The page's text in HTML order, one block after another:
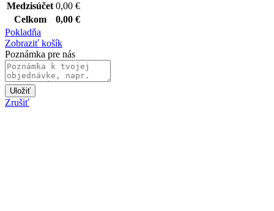
Medzisúčet 0,00 €
Celkom
0,00 €
Pokladňa
Zobraziť košík
Poznámka pre nás
Uložiť
Zrušiť